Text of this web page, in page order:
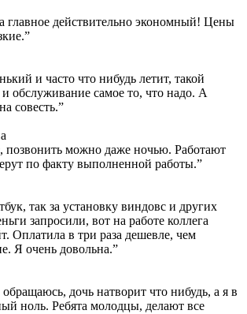
главное действительно экономный! Цены
и часто что нибудь летит, такой
обслуживание самое то, что надо. А
совесть.”
позвонить можно даже ночью. Работают
по факту выполненной работы.”
так за установку виндовс и других
запросили, вот на работе коллега
Оплатила в три раза дешевле, чем
Я очень довольна.”
дочь натворит что нибудь, а я в
ноль. Ребята молодцы, делают все